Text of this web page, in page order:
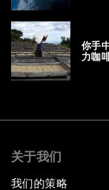
你手
力咖
关于我们
我们的策略